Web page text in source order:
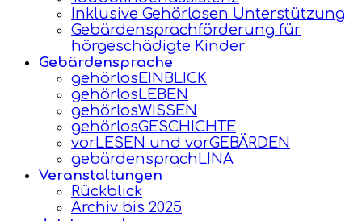
Inklusive Gehörlosen Unterstützung
Gebärdensprachförderung für
hörgeschädigte Kinder
Gebärdensprache
gehörlosEINBLICK
gehörlosLEBEN
gehörlosWISSEN
gehörlosGESCHICHTE
vorLESEN und vorGEBÄRDEN
gebärdensprachLINA
Veranstaltungen
Rückblick
Archiv bis 2025